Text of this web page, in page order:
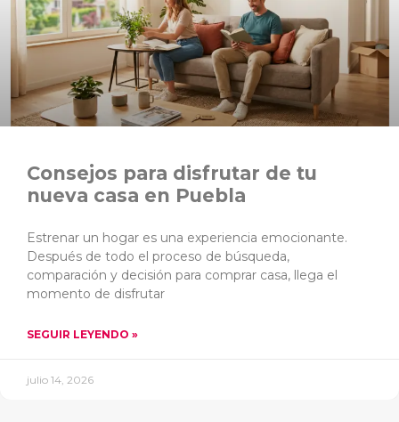
Consejos para disfrutar de tu
nueva casa en Puebla
Estrenar un hogar es una experiencia emocionante.
Después de todo el proceso de búsqueda,
comparación y decisión para comprar casa, llega el
momento de disfrutar
SEGUIR LEYENDO »
julio 14, 2026